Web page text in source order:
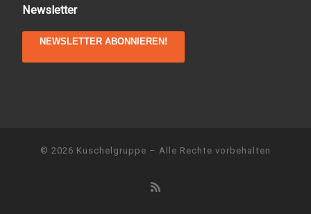
Newsletter
NEWSLETTER ABONNIEREN!
© 2026 Kuschelgruppe – Alle Rechte vorbehalten